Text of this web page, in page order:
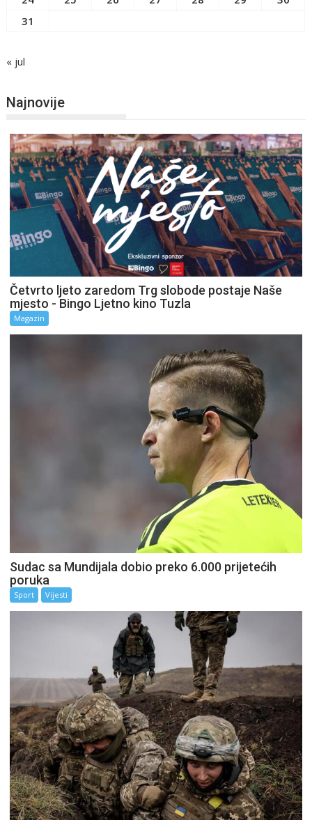
31
« jul
Najnovije
Četvrto ljeto zaredom Trg slobode postaje Naše
mjesto - Bingo Ljetno kino Tuzla
Magazin
Sudac sa Mundijala dobio preko 6.000 prijetećih
poruka
Sport Vijesti